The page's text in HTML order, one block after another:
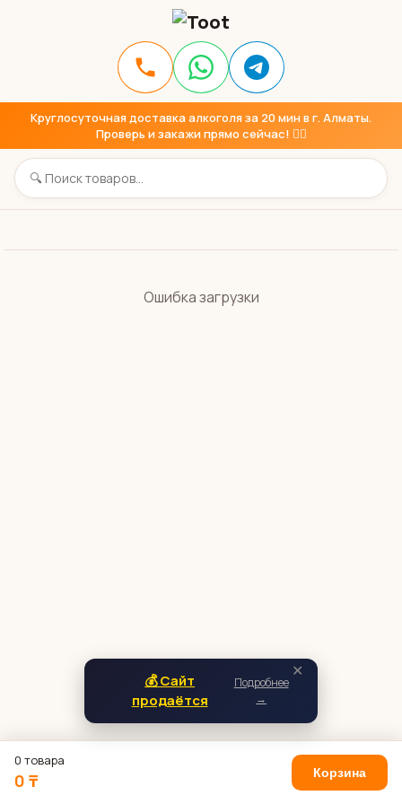
Круглосуточная доставка алкоголя за 20 мин в г. Алматы.
Проверь и закажи прямо сейчас! 👇🏼
Ошибка загрузки
✕
💰 Сайт
продаётся
Подробнее
→
0 товара
0 ₸ Корзина